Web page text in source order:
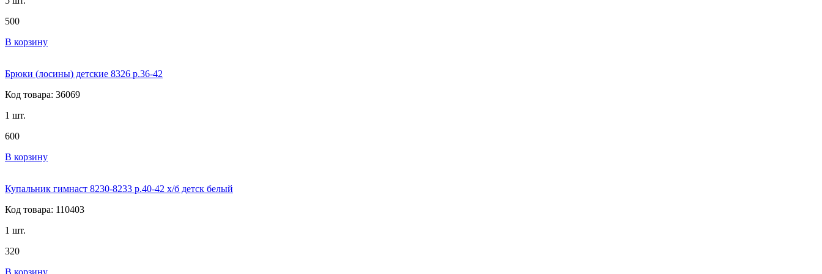
500
В корзину
Брюки (лосины) детские 8326 р.36-42
Код товара: 36069
1 шт.
600
В корзину
Купальник гимнаст 8230-8233 р.40-42 х/б детск белый
Код товара: 110403
1 шт.
320
В корзину